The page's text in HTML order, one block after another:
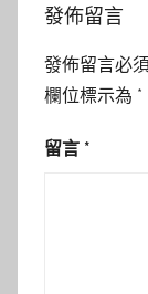
發佈留言
發佈留言必
欄位標示為 *
留言 *